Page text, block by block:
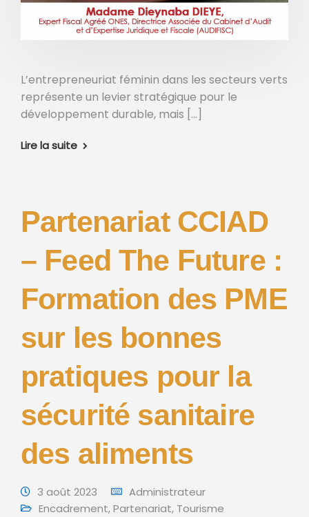
L’entrepreneuriat féminin dans les secteurs verts
représente un levier stratégique pour le
développement durable, mais […]
Lire la suite
Partenariat CCIAD
– Feed The Future :
Formation des PME
sur les bonnes
pratiques pour la
sécurité sanitaire
des aliments
3 août 2023
Administrateur
Encadrement,Partenariat, Tourisme